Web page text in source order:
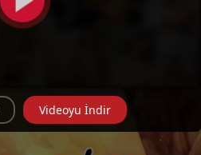
Videoyu İndir